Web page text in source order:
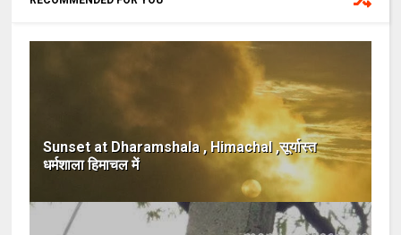
Sunset at Dharamshala , Himachal ,सूर्यास्त
धर्मशाला हिमाचल में